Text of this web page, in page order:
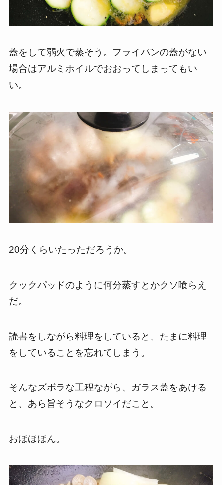
蓋をして弱火で蒸そう。フライパンの蓋がない
場合はアルミホイルでおおってしまってもい
い。
20分くらいたっただろうか。
クックパッドのように何分蒸すとかクソ喰らえ
だ。
読書をしながら料理をしていると、たまに料理
をしていることを忘れてしまう。
そんなズボラな工程ながら、ガラス蓋をあける
と、あら旨そうなクロソイだこと。
おほほほん。